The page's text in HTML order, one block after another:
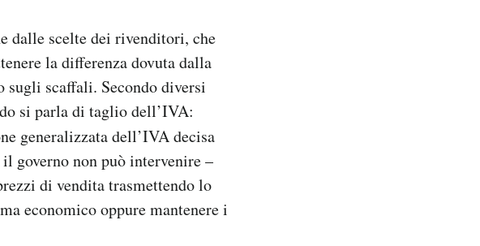
dalle scelte dei rivenditori, che
la differenza dovuta dalla
scaffali. Secondo diversi
si parla di taglio dell’IVA:
generalizzata dell’IVA decisa
governo non può intervenire –
di vendita trasmettendo lo
economico oppure mantenere i